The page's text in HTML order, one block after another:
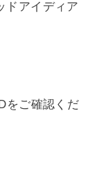
ドアイディア
をご確認くだ